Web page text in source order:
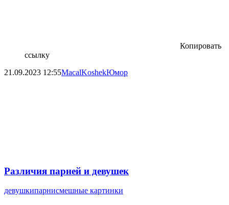
Копировать
ссылку
21.09.2023 12:55MacalKoshekЮмор
Различия парней и девушек
девушкипарнисмешные картинки